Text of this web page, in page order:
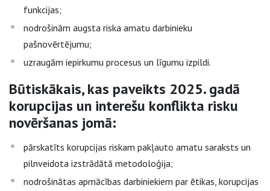
funkcijas;
nodrošinām augsta riska amatu darbinieku
pašnovērtējumu;
uzraugām iepirkumu procesus un līgumu izpildi.
Būtiskākais, kas paveikts 2025. gadā
korupcijas un interešu konflikta risku
novēršanas jomā:
pārskatīts korupcijas riskam pakļauto amatu saraksts un
pilnveidota izstrādātā metodoloģija;
nodrošinātas apmācības darbiniekiem par ētikas, korupcijas